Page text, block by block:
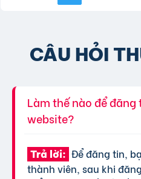
CÂU HỎI
Làm thế nào để
website?
Trả lời: Để đăng tin,
thành viên, sau khi